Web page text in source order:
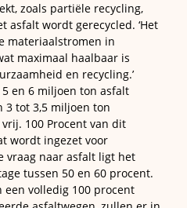
zoals partiële recycling,
asfalt wordt gerecycled. ‘Het
materiaalstromen in
maximaal haalbaar is
en recycling.’
en 6 miljoen ton asfalt
3 tot 3,5 miljoen ton
100 Procent van dit
wordt ingezet voor
vraag naar asfalt ligt het
tussen 50 en 60 procent.
een volledig 100 procent